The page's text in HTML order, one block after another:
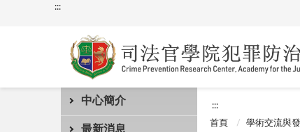
:::
中心簡介
最新消息
:::
首頁 學術交流與